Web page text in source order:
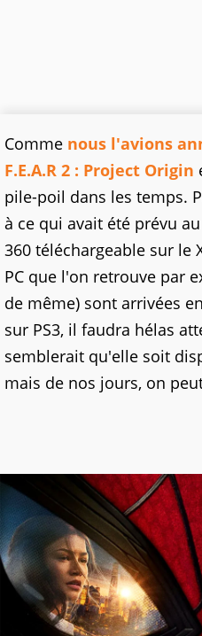
Comme nous l'avions
F.E.A.R 2 : Project Origin
pile-poil dans les temps.
à ce qui avait été prévu
360 téléchargeable sur le
PC que l'on retrouve par
de même) sont arrivées
sur PS3, il faudra hélas
semblerait qu'elle soit
mais de nos jours, on